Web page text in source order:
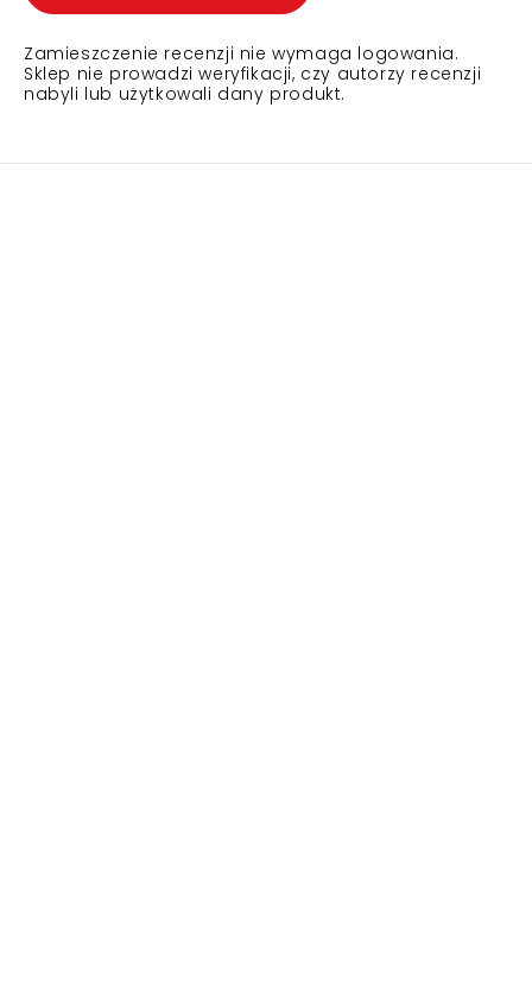
Zamieszczenie recenzji nie wymaga logowania.
Sklep nie prowadzi weryfikacji, czy autorzy recenzji
nabyli lub użytkowali dany produkt.